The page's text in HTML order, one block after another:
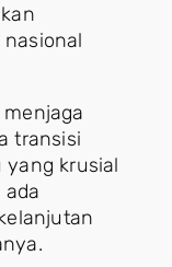
transisi
yang krusial